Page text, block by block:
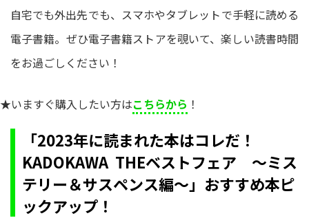
自宅でも外出先でも、スマホやタブレットで手軽に読める
電子書籍。ぜひ電子書籍ストアを覗いて、楽しい読書時間
をお過ごしください！
★いますぐ購入したい方はこちらから ！
「2023年に読まれた本はコレだ！
KADOKAWA THEベストフェア ～ミス
テリー＆サスペンス編～」おすすめ本ピ
ックアップ！